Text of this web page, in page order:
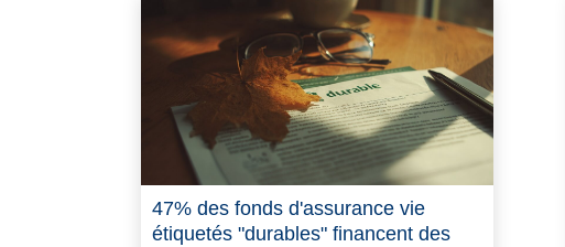
47% des fonds d'assurance vie
étiquetés "durables" financent des